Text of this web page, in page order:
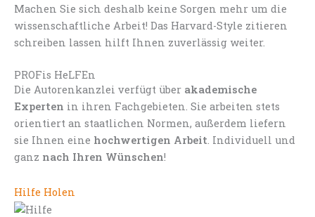
Machen Sie sich deshalb keine Sorgen mehr um die
wissenschaftliche Arbeit! Das Harvard-Style zitieren
schreiben lassen hilft Ihnen zuverlässig weiter.
PROFis HeLFEn
Die Autorenkanzlei verfügt über akademische
Experten in ihren Fachgebieten. Sie arbeiten stets
orientiert an staatlichen Normen, außerdem liefern
sie Ihnen eine hochwertigen Arbeit. Individuell und
ganz nach Ihren Wünschen!
Hilfe Holen